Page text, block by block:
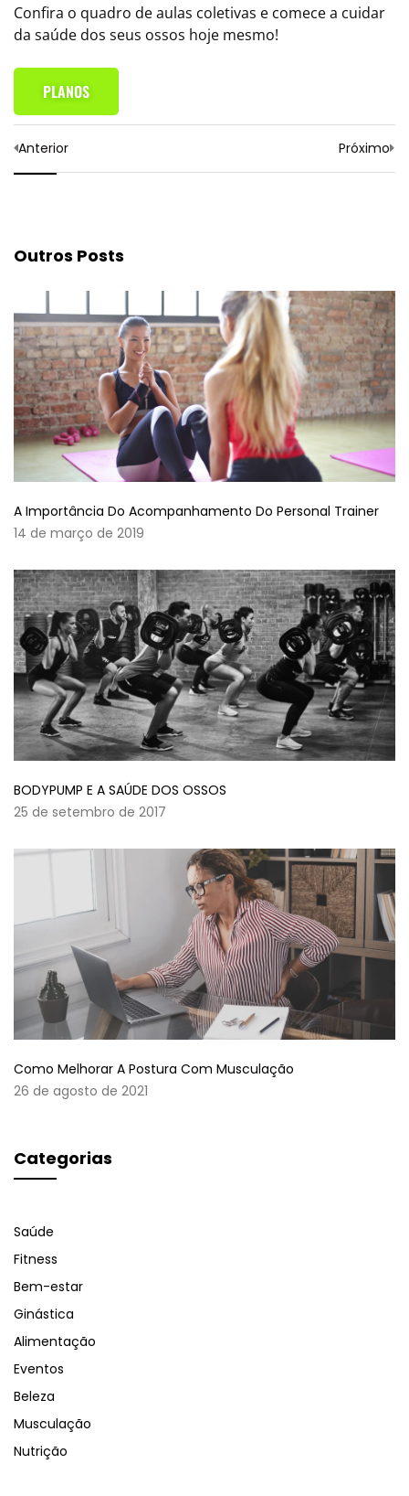
Confira o quadro de aulas coletivas e comece a cuidar
da saúde dos seus ossos hoje mesmo!
PLANOS
Anterior Próximo
Outros Posts
A Importância Do Acompanhamento Do Personal Trainer
14 de março de 2019
BODYPUMP E A SAÚDE DOS OSSOS
25 de setembro de 2017
Como Melhorar A Postura Com Musculação
26 de agosto de 2021
Categorias
Saúde
Fitness
Bem-estar
Ginástica
Alimentação
Eventos
Beleza
Musculação
Nutrição